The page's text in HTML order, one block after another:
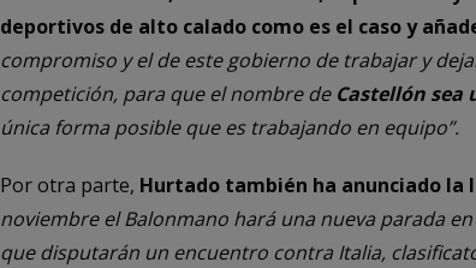
deportivos de alto calado como es el caso y
compromiso y el de este gobierno de trabajar y
competición, para que el nombre de Castellón sea
única forma posible que es trabajando en equipo”.
Por otra parte, Hurtado también ha anunciado la
noviembre el Balonmano hará una nueva parada en
que disputarán un encuentro contra Italia,